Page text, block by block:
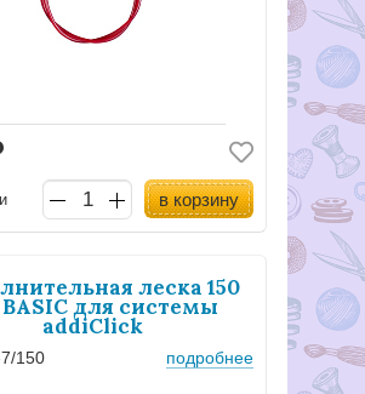
в корзину
леска 150
для системы
addiClick
150 подробнее